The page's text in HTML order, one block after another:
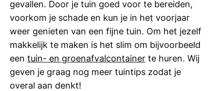
gevallen. Door je tuin goed voor te bereiden,
voorkom je schade en kun je in het voorjaar
weer genieten van een fijne tuin. Om het jezelf
makkelijk te maken is het slim om bijvoorbeeld
een tuin- en groenafvalcontainer te huren. Wij
geven je graag nog meer tuintips zodat je
overal aan denkt!